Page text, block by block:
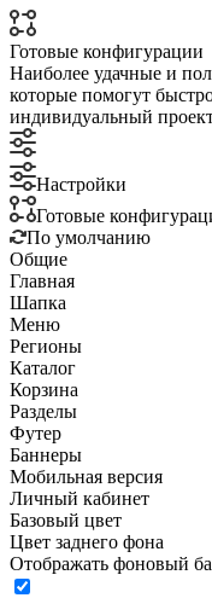
Готовые конфигурации
Наиболее удачные и
которые помогут
индивидуальный
Настройки
Готовые
По умолчанию
Общие
Главная
Шапка
Меню
Регионы
Каталог
Корзина
Разделы
Футер
Баннеры
Мобильная версия
Личный кабинет
Базовый цвет
Цвет заднего фона
Отображать фоновый